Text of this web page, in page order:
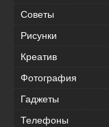
Советы
Рисунки
Креатив
Фотография
Гаджеты
Телефоны